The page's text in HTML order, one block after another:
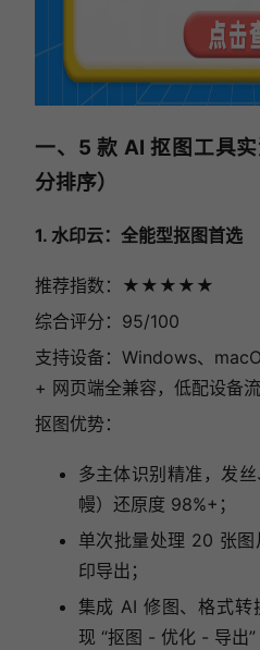
一、5 款 AI 抠图工具
分排序）
1. 水印云：全能型抠图首选
推荐指数：★★★★★
综合评分：95/100
支持设备：Windows、
+ 网页端全兼容，低配设备流
抠图优势：
多主体识别精准，发
幔）还原度 98%+；
单次批量处理 20 张
印导出；
集成 AI 修图、格式转
现 “抠图 - 优化 - 导出”